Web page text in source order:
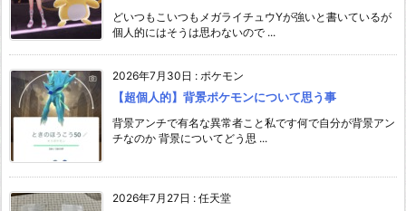
どいつもこいつもメガライチュウYが強いと書いているが
個人的にはそうは思わないので ...
2026年7月30日 : ポケモン
【超個人的】背景ポケモンについて思う事
背景アンチで有名な異常者こと私です何で自分が背景アン
チなのか 背景についてどう思 ...
2026年7月27日 : 任天堂